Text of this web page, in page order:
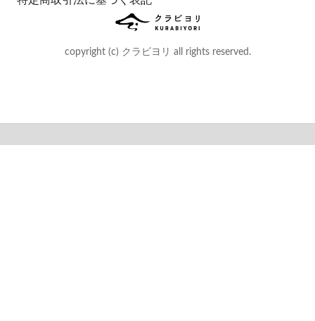
copyright (c) クラビヨリ all rights reserved.